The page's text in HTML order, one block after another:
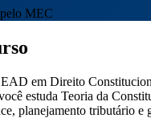
MEC
em Direito
estuda Teoria da
planejamento tributário e